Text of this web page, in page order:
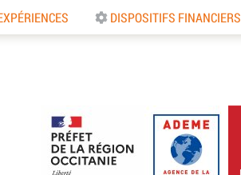
DISPOSITIFS FINANCIERS